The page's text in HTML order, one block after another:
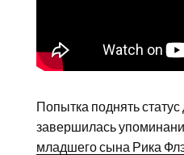
Попытка поднять
завершилась
младшего сына Рика